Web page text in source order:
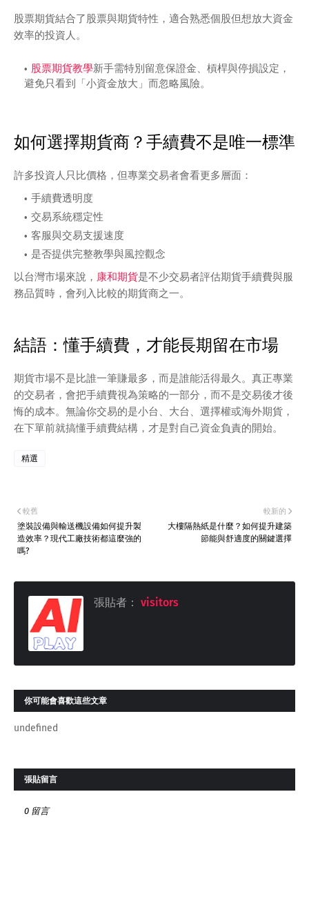
股票期貨結合了股票與期貨特性，適合熟悉個股但想放大資金
效率的投資人。
股票期貨教學新手需特別留意保證金、槓桿與停損設定，
避免只看到「小資金放大」而忽略風險。
如何選擇期貨商？手續費不是唯一標準
許多投資人只比價格，但專業交易者會看更多層面：
手續費透明度
交易系統穩定性
客服與交易支援速度
是否提供完整教學與風控觀念
以台灣市場來說， 康和期貨是不少交易者評估期貨手續費與服
務品質時，會列入比較的期貨商之一。
結語：懂手續費，才能長期留在市場
期貨市場不是比誰一筆賺最多，而是誰能活得最久。真正專業
的交易者，會把手續費視為策略的一部分，而不是交易後才後
悔的成本。無論你交易的是小台、大台、選擇權或海外期貨，
在下單前就搞懂手續費結構，才是對自己資金負責的開始。
精選
較新的
大樓隔熱紙是什麼？如何提升建築
節能與舒適度的關鍵選擇
較舊
塗裝設備與輸送機設備如何提升製
造效率？現代工廠技術都這麼強的
嗎?
張貼者： visitors
你可能會喜歡這些文章
undefined
張貼留言
0 留言